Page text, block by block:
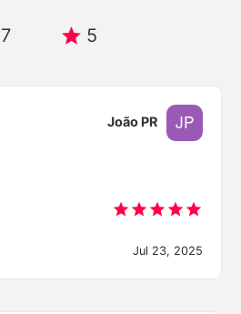
5
7
João PR
Jul 23, 2025